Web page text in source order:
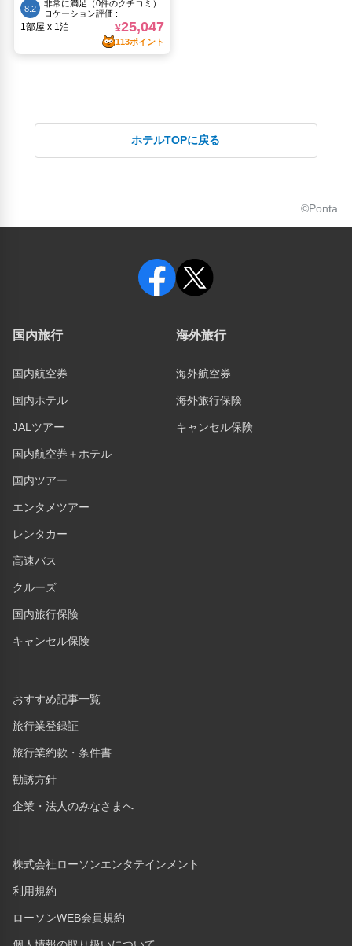
ホテルTOPに戻る
©Ponta
国内旅行
国内航空券
国内ホテル
JALツアー
国内航空券＋ホテル
国内ツアー
エンタメツアー
レンタカー
高速バス
クルーズ
国内旅行保険
キャンセル保険
海外旅行
海外航空券
海外旅行保険
キャンセル保険
おすすめ記事一覧
旅行業登録証
旅行業約款・条件書
勧誘方針
企業・法人のみなさまへ
株式会社ローソンエンタテインメント
利用規約
ローソンWEB会員規約